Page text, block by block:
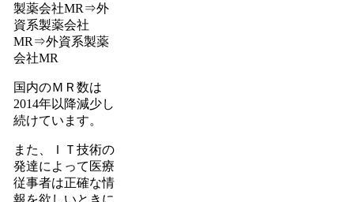
製薬会社MR⇒外
資系製薬会社
MR⇒外資系製薬
会社MR
国内のＭＲ数は
2014年以降減少し
続けています。
また、ＩＴ技術の
発達によって医療
従事者は正確な情